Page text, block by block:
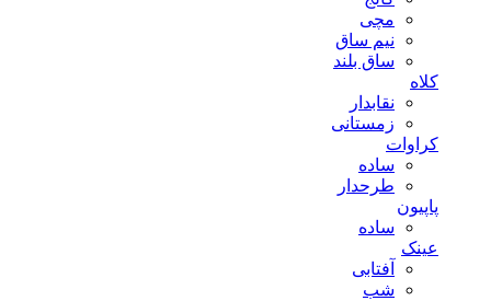
مچی
نیم ساق
ساق بلند
کلاه
نقابدار
زمستانی
کراوات
ساده
طرحدار
پاپیون
ساده
عینک
آفتابی
شب